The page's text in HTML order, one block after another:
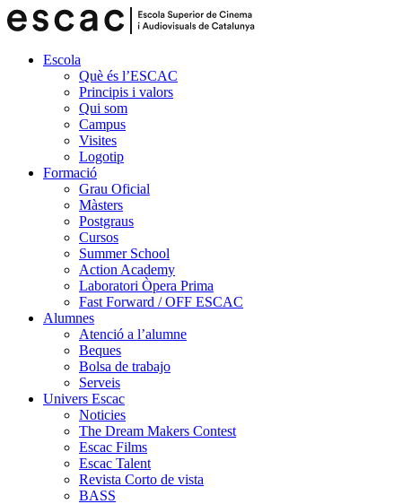
Escola
Què és l’ESCAC
Principis i valors
Qui som
Campus
Visites
Logotip
Formació
Grau Oficial
Màsters
Postgraus
Cursos
Summer School
Action Academy
Laboratori Òpera Prima
Fast Forward / OFF ESCAC
Alumnes
Atenció a l’alumne
Beques
Bolsa de trabajo
Serveis
Univers Escac
Noticies
The Dream Makers Contest
Escac Films
Escac Talent
Revista Corto de vista
BASS